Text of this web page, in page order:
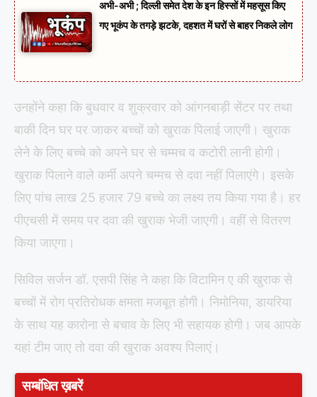
अभी-अभी ; दिल्ली समेत देश के इन हिस्सों में महसूस किए
गए भूकंप के तगड़े झटके, दहशत में घरों से बाहर निकले लोग
उनहोंने कहा कि बुधवार व शुक्रवार को आंगनबाड़ी सेंटर पर तथा
बाकी दिन घर पर जाकर बच्चों को खुराक पिलाई जाएगी। खुराक
लेने के लिए बच्चे को अपने घर से चम्मच व कटोरी लानी होगी।
खुराक पिलाने वाले कर्मी अपने चम्मच से दवा नहीं पिलाएंगे। इसके
लिए पांच लाख 25 हजार 79 बच्चे का लक्ष्य तय किया गया है। हर
पीएचसी में समय पर दवा की खुराक भेजी जाएगी। वहीं से वितरण
किया जाएगा।
सिविल सर्जन डॉ. एसपी सिंह ने कहा कि विटामिन ए की खुराक से
बच्चों में रोग प्रतिरोधक क्षमता मजबूत होगी। निमोनिया, डायरिया
के साथ यह कारोना से बचाव के लिए भी सहायक होगी। जब आपके
यहां टीम जाए तो दवा की खुराक अवश्य पिलाएं।
सम्बंधित ख़बरें